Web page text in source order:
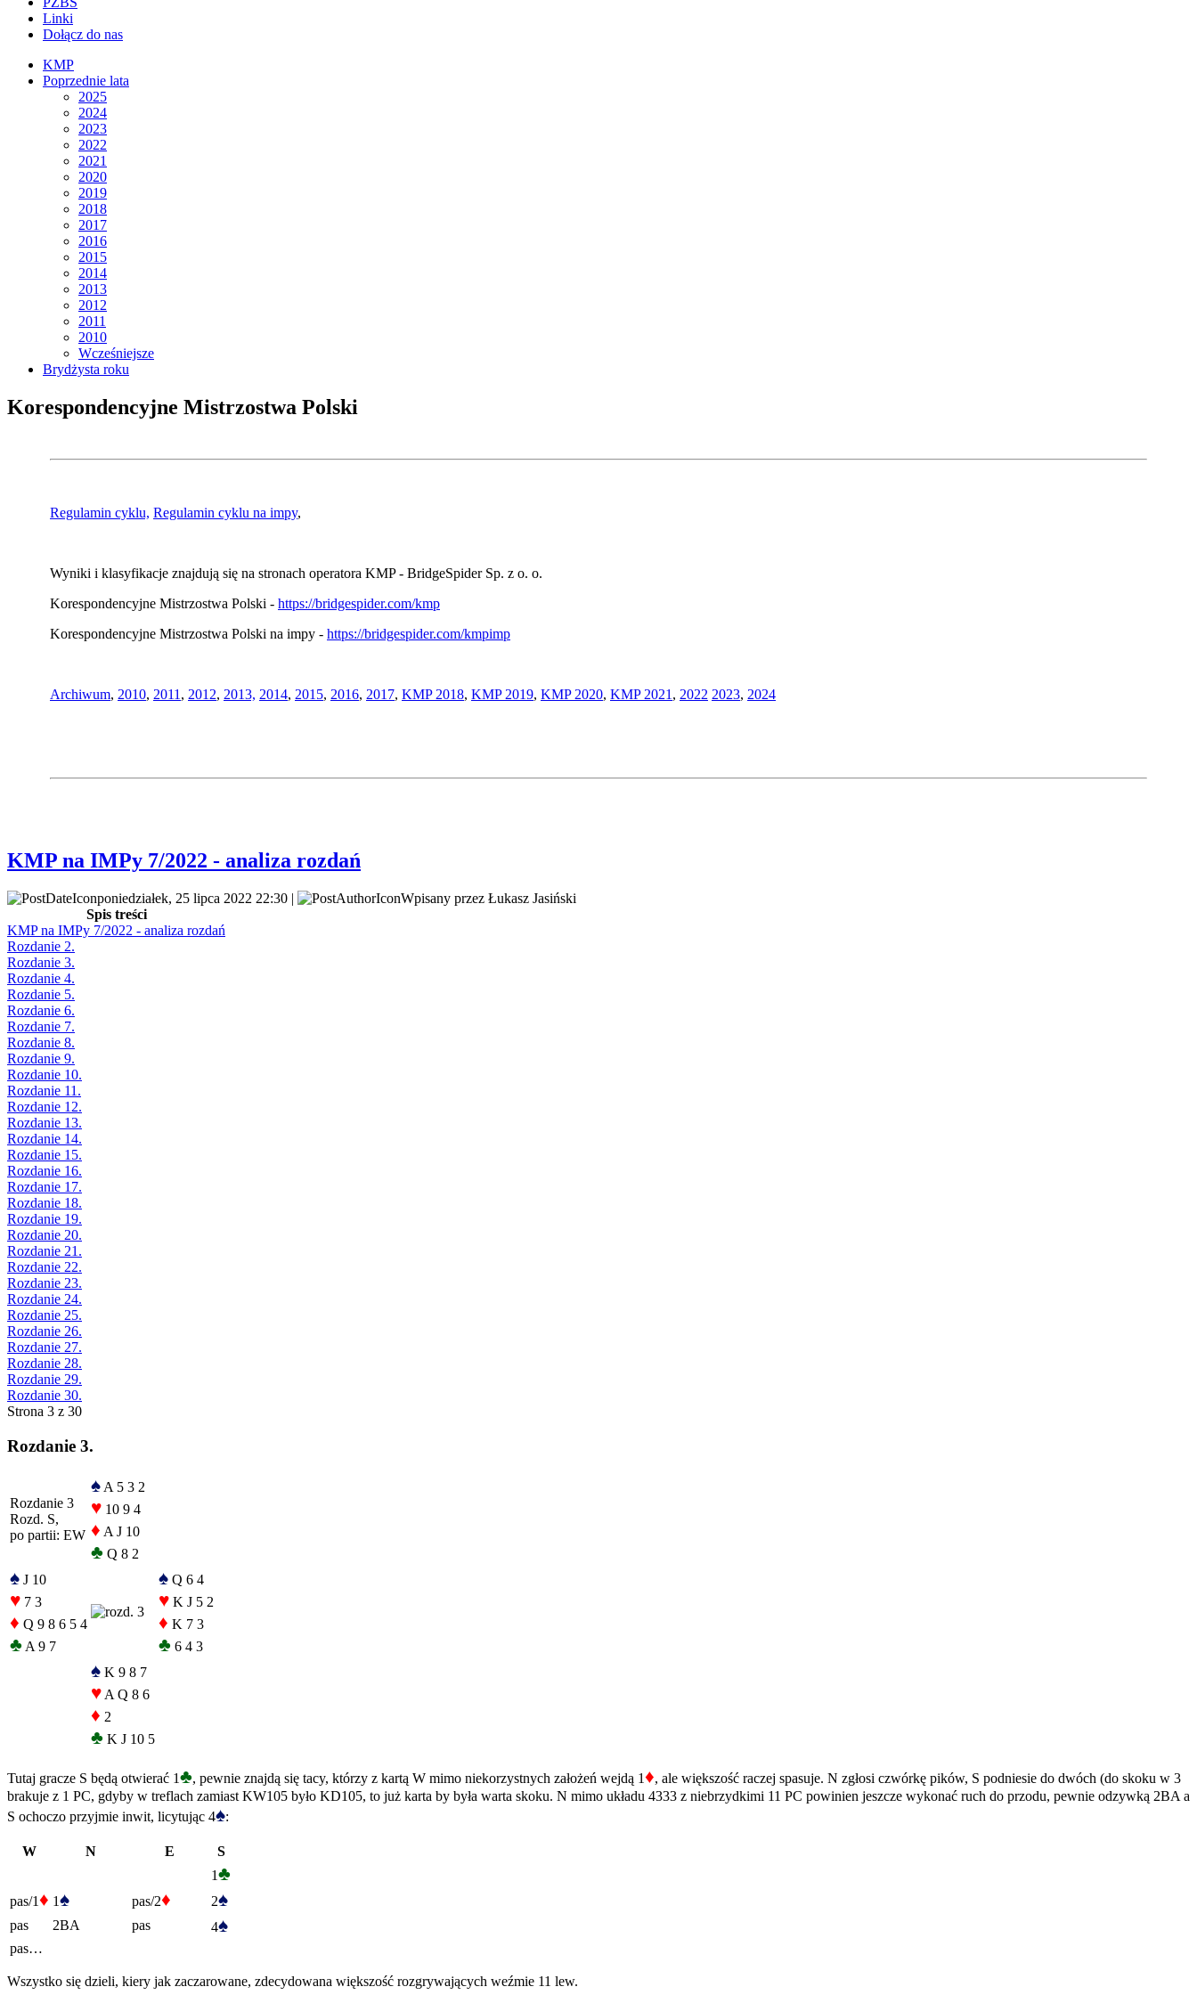
Linki
Dołącz do nas
KMP
Poprzednie lata
2025
2024
2023
2022
2021
2020
2019
2018
2017
2016
2015
2014
2013
2012
2011
2010
Wcześniejsze
Brydżysta roku
Korespondencyjne Mistrzostwa Polski
Regulamin cyklu, Regulamin cyklu na impy,
Wyniki i klasyfikacje znajdują się na stronach operatora KMP - BridgeSpider Sp. z o. o.
Korespondencyjne Mistrzostwa Polski - https://bridgespider.com/kmp
Korespondencyjne Mistrzostwa Polski na impy - https://bridgespider.com/kmpimp
Archiwum, 2010, 2011 , 2012, 2013, 2014, 2015, 2016, 2017, KMP 2018, KMP 2019, KMP 2020, KMP 2021 , 2022 2023, 2024
KMP na IMPy 7/2022 - analiza rozdań
poniedziałek, 25 lipca 2022 22:30 |
Wpisany przez Łukasz Jasiński
Spis treści
KMP na IMPy 7/2022 - analiza rozdań
Rozdanie 2.
Rozdanie 3.
Rozdanie 4.
Rozdanie 5.
Rozdanie 6.
Rozdanie 7.
Rozdanie 8.
Rozdanie 9.
Rozdanie 10.
Rozdanie 11.
Rozdanie 12.
Rozdanie 13.
Rozdanie 14.
Rozdanie 15.
Rozdanie 16.
Rozdanie 17.
Rozdanie 18.
Rozdanie 19.
Rozdanie 20.
Rozdanie 21.
Rozdanie 22.
Rozdanie 23.
Rozdanie 24.
Rozdanie 25.
Rozdanie 26.
Rozdanie 27.
Rozdanie 28.
Rozdanie 29.
Rozdanie 30.
Strona 3 z 30
Rozdanie 3.
Rozdanie 3
Rozd. S,
po partii: EW
♠ A 5 3 2
♥ 10 9 4
♦ A J 10
♣ Q 8 2
♠ J 10
♥ 7 3
♦ Q 9 8 6 5 4
♣ A 9 7
♠ Q 6 4
♥ K J 5 2
♦ K 7 3
♣ 6 4 3
♠ K 9 8 7
♥ A Q 8 6
♦ 2
♣ K J 10 5
Tutaj gracze S będą otwierać 1♣, pewnie znajdą się tacy, którzy z kartą W mimo niekorzystnych założeń wejdą 1♦, ale większość raczej spasuje. N zgłosi czwórkę pików, S podniesie do dwóch (do skoku w 3
brakuje z 1 PC, gdyby w treflach zamiast KW105 było KD105, to już karta by była warta skoku. N mimo układu 4333 z niebrzydkimi 11 PC powinien jeszcze wykonać ruch do przodu, pewnie odzywką 2BA a
S ochoczo przyjmie inwit, licytując 4♠:
W N E
S
1♣
pas/1♦ 1♠ pas/2♦ 2♠
pas 2BA pas 4♠
pas…
Wszystko się dzieli, kiery jak zaczarowane, zdecydowana większość rozgrywających weźmie 11 lew.